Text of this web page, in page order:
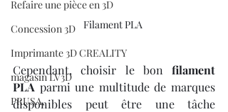
Refaire une pièce en 3D
Concession 3D
Imprimante 3D CREALITY
magasin LV3D
PRUSA,
Filament PLA
Cependant, choisir le bon filament
PLA parmi une multitude de marques
disponibles peut être une tâche